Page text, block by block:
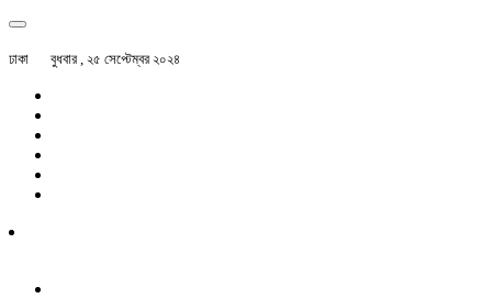
ঢাকা বুধবার , ২৫ সেপ্টেম্বর ২০২৪